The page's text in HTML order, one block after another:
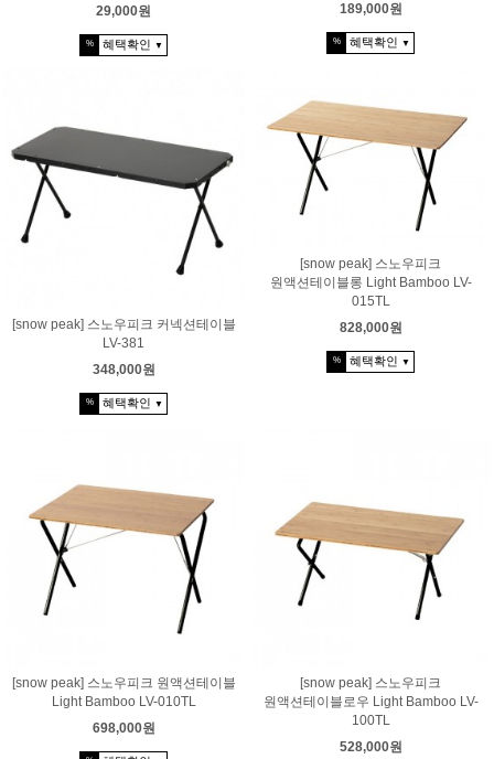
29,000원
% 혜택확인 ▼
189,000원
% 혜택확인 ▼
[snow peak] 스노우피크 커넥션테이블
LV-381
348,000원
% 혜택확인 ▼
[snow peak] 스노우피크
원액션테이블롱 Light Bamboo LV-
015TL
828,000원
% 혜택확인 ▼
[snow peak] 스노우피크 원액션테이블
Light Bamboo LV-010TL
698,000원
[snow peak] 스노우피크
원액션테이블로우 Light Bamboo LV-
100TL
528,000원